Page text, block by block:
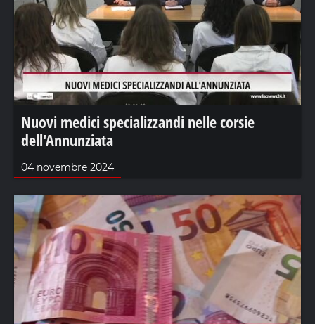
Nuovi medici specializzandi nelle corsie
dell'Annunziata
04 novembre 2024